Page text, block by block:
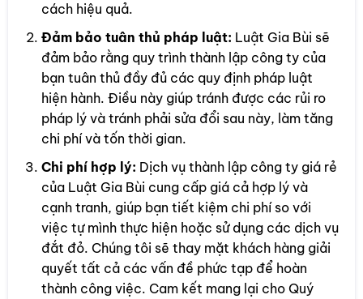
cách hiệu quả.
Đảm bảo tuân thủ pháp luật: Luật Gia Bùi sẽ
đảm bảo rằng quy trình thành lập công ty của
bạn tuân thủ đầy đủ các quy định pháp luật
hiện hành. Điều này giúp tránh được các rủi ro
pháp lý và tránh phải sửa đổi sau này, làm tăng
chi phí và tốn thời gian.
Chi phí hợp lý: Dịch vụ thành lập công ty giá rẻ
của Luật Gia Bùi cung cấp giá cả hợp lý và
cạnh tranh, giúp bạn tiết kiệm chi phí so với
việc tự mình thực hiện hoặc sử dụng các dịch vụ
đắt đỏ. Chúng tôi sẽ thay mặt khách hàng giải
quyết tất cả các vấn đề phức tạp để hoàn
thành công việc. Cam kết mang lại cho Quý